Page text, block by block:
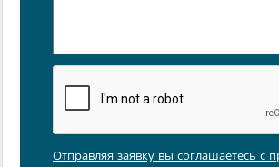
Отправляя заявку вы соглашаетесь с